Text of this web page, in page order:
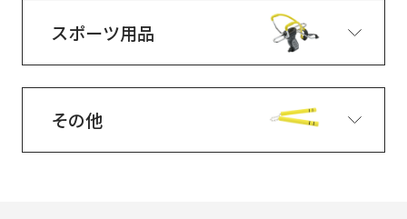
スポーツ用品
その他